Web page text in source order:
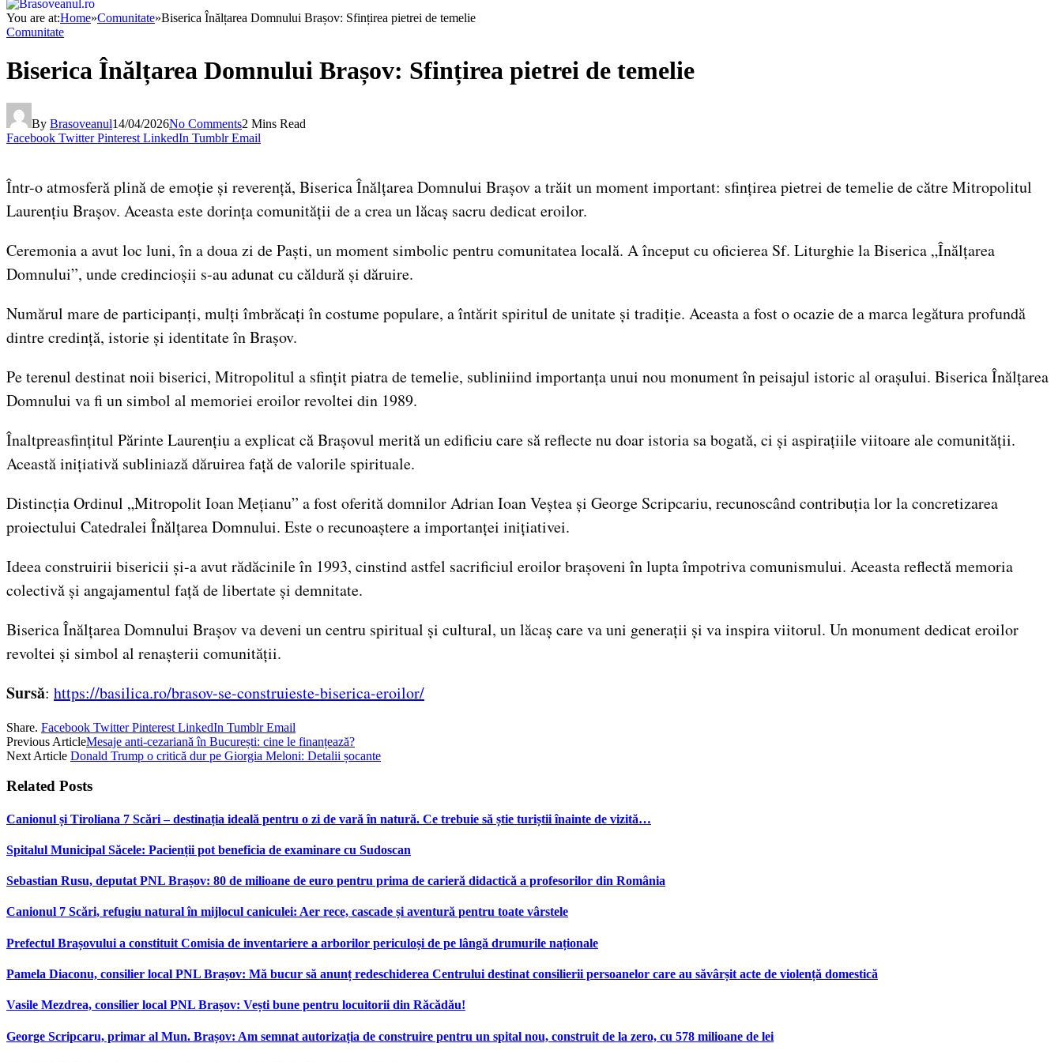
You are at:Home»Comunitate»Biserica Înălțarea Domnului Brașov: Sfințirea pietrei de temelie
Comunitate
Biserica Înălțarea Domnului Brașov: Sfințirea pietrei de temelie
By Brasoveanul14/04/2026No Comments2 Mins Read
Facebook Twitter Pinterest LinkedIn Tumblr Email
Într-o atmosferă plină de emoție și reverență, Biserica Înălțarea Domnului Brașov a trăit un moment important: sfințirea pietrei de temelie de către Mitropolitul
Laurențiu Brașov. Aceasta este dorința comunității de a crea un lăcaș sacru dedicat eroilor.
Ceremonia a avut loc luni, în a doua zi de Paști, un moment simbolic pentru comunitatea locală. A început cu oficierea Sf. Liturghie la Biserica „Înălțarea
Domnului”, unde credincioșii s-au adunat cu căldură și dăruire.
Numărul mare de participanți, mulți îmbrăcați în costume populare, a întărit spiritul de unitate și tradiție. Aceasta a fost o ocazie de a marca legătura profundă
dintre credință, istorie și identitate în Brașov.
Pe terenul destinat noii biserici, Mitropolitul a sfințit piatra de temelie, subliniind importanța unui nou monument în peisajul istoric al orașului. Biserica Înălțarea
Domnului va fi un simbol al memoriei eroilor revoltei din 1989.
Înaltpreasfințitul Părinte Laurențiu a explicat că Brașovul merită un edificiu care să reflecte nu doar istoria sa bogată, ci și aspirațiile viitoare ale comunității.
Această inițiativă subliniază dăruirea față de valorile spirituale.
Distincția Ordinul „Mitropolit Ioan Mețianu” a fost oferită domnilor Adrian Ioan Veștea și George Scripcariu, recunoscând contribuția lor la concretizarea
proiectului Catedralei Înălțarea Domnului. Este o recunoaștere a importanței inițiativei.
Ideea construirii bisericii și-a avut rădăcinile în 1993, cinstind astfel sacrificiul eroilor brașoveni în lupta împotriva comunismului. Aceasta reflectă memoria
colectivă și angajamentul față de libertate și demnitate.
Biserica Înălțarea Domnului Brașov va deveni un centru spiritual și cultural, un lăcaș care va uni generații și va inspira viitorul. Un monument dedicat eroilor
revoltei și simbol al renașterii comunității.
Sursă: https://basilica.ro/brasov-se-construieste-biserica-eroilor/
Share. Facebook Twitter Pinterest LinkedIn Tumblr Email
Previous ArticleMesaje anti-cezariană în București: cine le finanțează?
Next Article Donald Trump o critică dur pe Giorgia Meloni: Detalii șocante
Related Posts
Canionul și Tiroliana 7 Scări – destinația ideală pentru o zi de vară în natură. Ce trebuie să știe turiștii înainte de vizită…
Spitalul Municipal Săcele: Pacienții pot beneficia de examinare cu Sudoscan
Sebastian Rusu, deputat PNL Brașov: 80 de milioane de euro pentru prima de carieră didactică a profesorilor din România
Canionul 7 Scări, refugiu natural în mijlocul caniculei: Aer rece, cascade și aventură pentru toate vârstele
Prefectul Brașovului a constituit Comisia de inventariere a arborilor periculoși de pe lângă drumurile naționale
Pamela Diaconu, consilier local PNL Brașov: Mă bucur să anunț redeschiderea Centrului destinat consilierii persoanelor care au săvârșit acte de violență domestică
Vasile Mezdrea, consilier local PNL Brașov: Vești bune pentru locuitorii din Răcădău!
George Scripcaru, primar al Mun. Brașov: Am semnat autorizația de construire pentru un spital nou, construit de la zero, cu 578 milioane de lei